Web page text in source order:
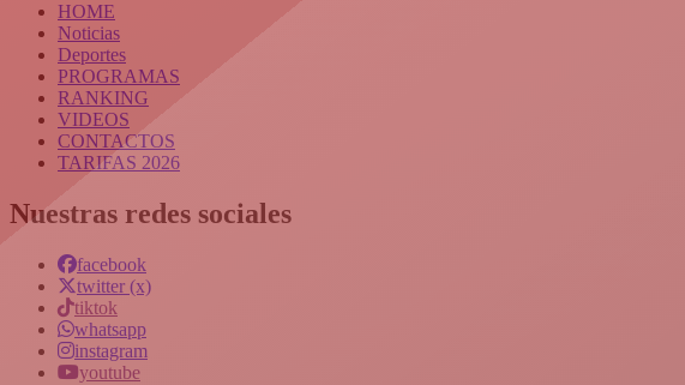
HOME
Noticias
Deportes
PROGRAMAS
RANKING
VIDEOS
CONTACTOS
TARIFAS 2026
Nuestras redes sociales
facebook
twitter (x)
tiktok
whatsapp
instagram
youtube